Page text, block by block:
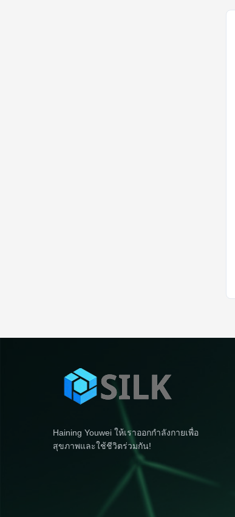
Haining Youwei ให้เราออกกำลังกายเพื่อ
สุขภาพและใช้ชีวิตร่วมกัน!